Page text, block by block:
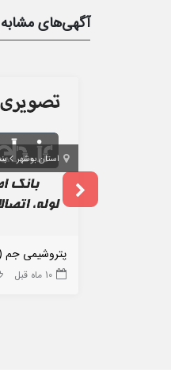
آگهی‌های مشابه
استان بوشهر
پتروشیمی جم
10 ماه قبل